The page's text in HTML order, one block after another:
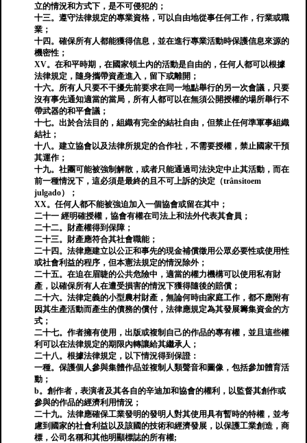
立的情況和方式下，是不可侵犯的；
十三。遵守法律規定的專業資格，可以自由地從事任何工作，行業或職
業；
十四。確保所有人都能獲得信息，並在進行專業活動時保護信息來源的
機密性；
XV。在和平時期，在國家領土內的活動是自由的，任何人都可以根據
法律規定，隨身攜帶資產進入，留下或離開；
十六。所有人只要不干擾先前要求在同一地點舉行的另一次會議，只要
沒有事先通知適當的當局，所有人都可以在無須公開授權的場所舉行不
帶武器的和平會議；
十七。出於合法目的，組織有完全的結社自由，但禁止任何準軍事組織
結社；
十八。建立協會以及法律所規定的合作社，不需要授權，禁止國家干預
其運作；
十九。社團可能被強制解散，或者只能通過司法決定中止其活動，而在
前一種情況下，這必須是最終的且不可上訴的決定（trânsitoem
julgado）；
XX。任何人都不能被強迫加入一個協會或留在其中；
二十一 經明確授權，協會有權在司法上和法外代表其會員；
二十二。財產權得到保障；
二十三。財產應符合其社會職能；
二十四。法律應建立以公正和事先的現金補償徵用公眾必要性或使用性
或社會利益的程序，但本憲法規定的情況除外；
二十五。在迫在眉睫的公共危險中，適當的權力機構可以使用私有財
產，以確保所有人在遭受損害的情況下獲得隨後的賠償；
二十六。法律定義的小型農村財產，無論何時由家庭工作，都不應附有
因其生產活動而產生的債務的償付，法律應規定為其發展籌集資金的方
式；
二十七。作者擁有使用，出版或複制自己的作品的專有權，並且這些權
利可以在法律規定的期限內轉讓給其繼承人；
二十八。根據法律規定，以下情況得到保證：
一種。保護個人參與集體作品並複制人類聲音和圖像，包括參加體育活
動；
b。創作者，表演者及其各自的辛迪加和協會的權利，以監督其創作或
參與的作品的經濟利用情況；
二十九。法律應確保工業發明的發明人對其使用具有暫時的特權，並考
慮到國家的社會利益以及該國的技術和經濟發展，以保護工業創造，商
標，公司名稱和其他明顯標誌的所有權;